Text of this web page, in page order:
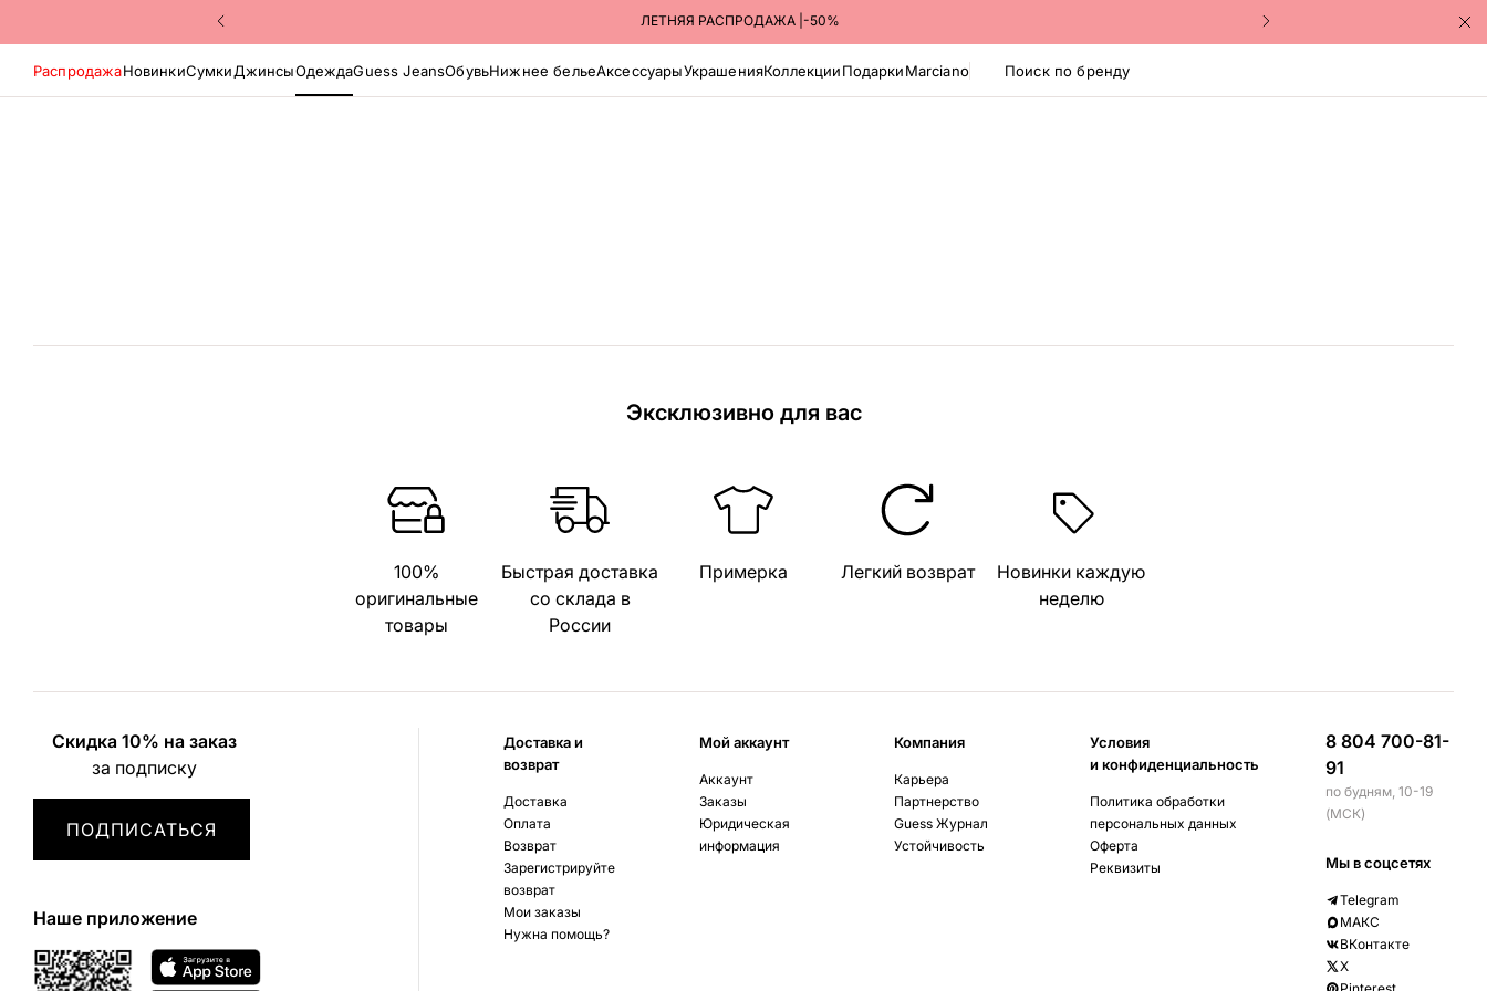
ЛЕТНЯЯ РАСПРОДАЖА |-50%
Поиск по бренду
РаспродажаНовинкиСумкиДжинсыОдеждаGuess JeansОбувьНижнее бельеАксессуарыУкрашенияКоллекцииПодаркиMarciano
Эксклюзивно для вас
100%
оригинальные
товары
Быстрая доставка
со склада в
России
Примерка Легкий возврат
Новинки каждую
неделю
Скидка 10% на заказ
за подписку
ПОДПИСАТЬСЯ
Наше приложение
Доставка и
возврат
Доставка
Оплата
Возврат
Зарегистрируйте
возврат
Мои заказы
Нужна помощь?
Мой аккаунт
Аккаунт
Заказы
Юридическая
информация
Компания
Карьера
Партнерство
Guess Журнал
Устойчивость
Условия
и конфиденциальность
Политика обработки
персональных данных
Оферта
Реквизиты
8 804 700-81-
91
по будням, 10-19
(МСК)
Мы в соцсетях
Telegram
МАКС
ВКонтакте
X